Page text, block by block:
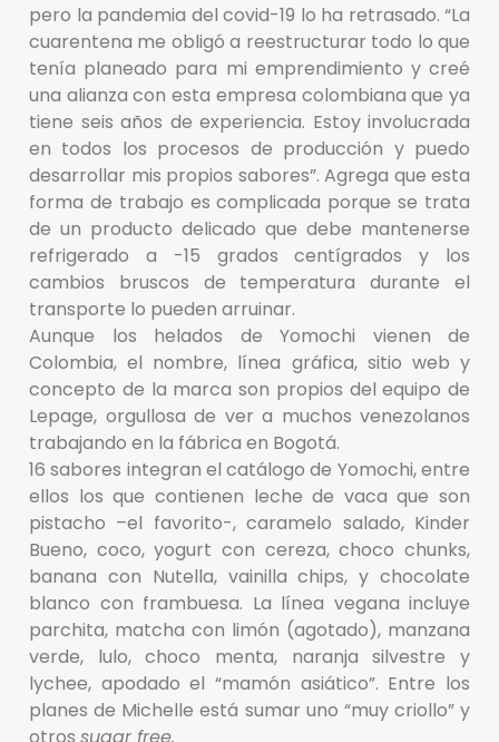
pero la pandemia del covid-19 lo ha retrasado. “La
cuarentena me obligó a reestructurar todo lo que
tenía planeado para mi emprendimiento y creé
una alianza con esta empresa colombiana que ya
tiene seis años de experiencia. Estoy involucrada
en todos los procesos de producción y puedo
desarrollar mis propios sabores”. Agrega que esta
forma de trabajo es complicada porque se trata
de un producto delicado que debe mantenerse
refrigerado a -15 grados centígrados y los
cambios bruscos de temperatura durante el
transporte lo pueden arruinar.
Aunque los helados de Yomochi vienen de
Colombia, el nombre, línea gráfica, sitio web y
concepto de la marca son propios del equipo de
Lepage, orgullosa de ver a muchos venezolanos
trabajando en la fábrica en Bogotá.
16 sabores integran el catálogo de Yomochi, entre
ellos los que contienen leche de vaca que son
pistacho –el favorito-, caramelo salado, Kinder
Bueno, coco, yogurt con cereza, choco chunks,
banana con Nutella, vainilla chips, y chocolate
blanco con frambuesa. La línea vegana incluye
parchita, matcha con limón (agotado), manzana
verde, lulo, choco menta, naranja silvestre y
lychee, apodado el “mamón asiático”. Entre los
planes de Michelle está sumar uno “muy criollo” y